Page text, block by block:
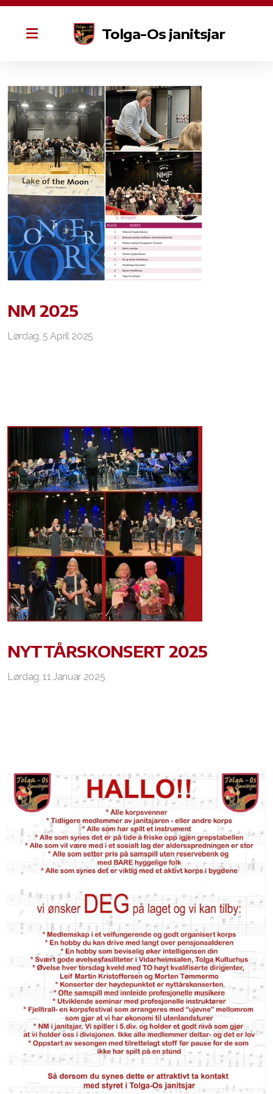
Tolga-Os janitsjar
NM 2025
Lørdag, 5 April 2025
NYTTÅRSKONSERT 2025
Lørdag, 11 Januar 2025
Styret
Æresmedlemmer
Øvinger
Dugnad
Kostnad